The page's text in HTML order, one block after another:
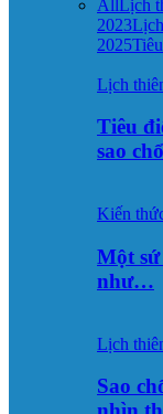
AllLịch
2023
2025
Lịch
Tiêu
sao
Kiến
Một
như…
Lịch
Sao